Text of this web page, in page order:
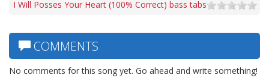
I Will Posses Your Heart (100% Correct) bass tabs
COMMENTS
No comments for this song yet. Go ahead and write something!